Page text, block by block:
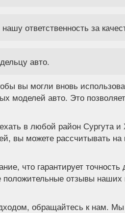
ответственность за
авто.
вы могли вновь
моделей авто. Это
в любой район Сургута
вы можете рассчитывать
что гарантирует точность
отзывы
обращайтесь к нам. Мы